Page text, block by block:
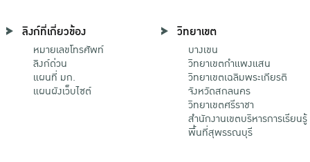
ลิงก์ที่เกี่ยวข้อง
หมายเลขโทรศัพท์
ลิงก์ด่วน
แผนที่ มก.
แผนผังเว็บไซต์
วิทยาเขต
บางเขน
วิทยาเขตกําแพงแสน
วิทยาเขตเฉลิมพระเกียรติ
จังหวัดสกลนคร
วิทยาเขตศรีราชา
สำนักงานเขตบริหารการเรียนรู้
พื้นที่สุพรรณบุรี